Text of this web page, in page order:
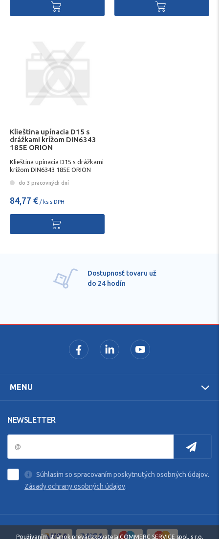
Klieština upínacia D15 s
drážkami krížom DIN6343
185E ORION
Klieština upínacia D15 s drážkami
krížom DIN6343 185E ORION
do 3 pracovných dní
84,77 € / ks s DPH
tovaru už
MENU
NEWSLETTER
Súhlasím so spracovaním poskytnutých osobných údajov.
Zásady ochrany osobných údajov.
Používaním stránok prevádzkovateľa COMMERC SERVICE spol. s r.o.